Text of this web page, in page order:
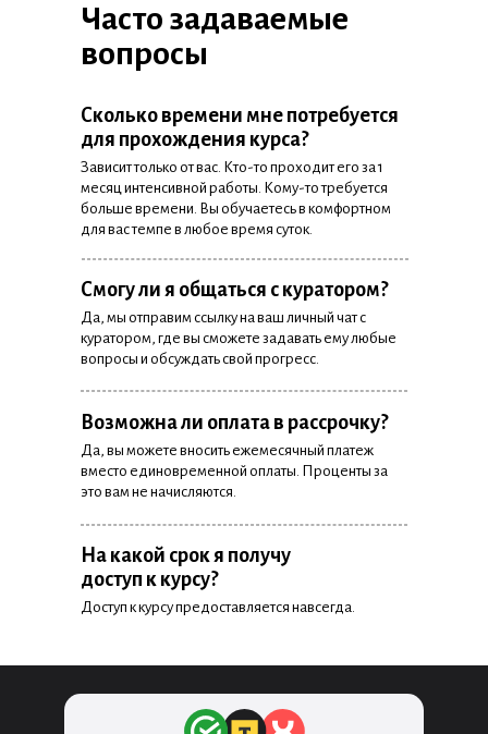
Часто задаваемые
вопросы
Сколько времени мне потребуется
для прохождения курса?
Зависит только от вас. Кто-то проходит его за 1
месяц интенсивной работы. Кому-то требуется
больше времени. Вы обучаетесь в комфортном
для вас темпе в любое время суток.
На какой срок я получу
доступ к курсу?
Доступ к курсу предоставляется навсегда.
Смогу ли я общаться с куратором?
Да, мы отправим ссылку на ваш личный чат с
куратором, где вы сможете задавать ему любые
вопросы и обсуждать свой прогресс.
Возможна ли оплата в рассрочку?
Да, вы можете вносить ежемесячный платеж
вместо единовременной оплаты. Проценты за
это вам не начисляются.